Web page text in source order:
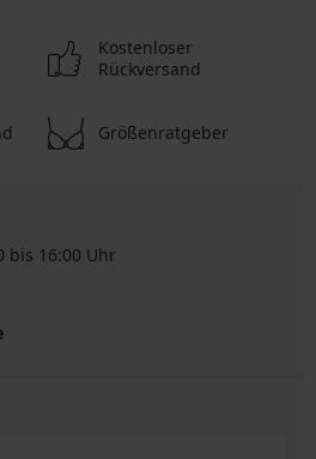
Kostenloser
Rückversand
Größenratgeber
bis 16:00 Uhr